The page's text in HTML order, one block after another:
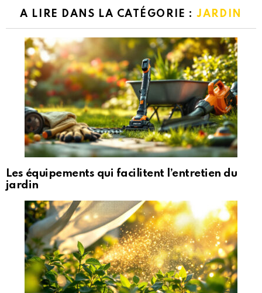
A LIRE DANS LA CATÉGORIE :JARDIN
Les équipements qui facilitent l’entretien du
jardin